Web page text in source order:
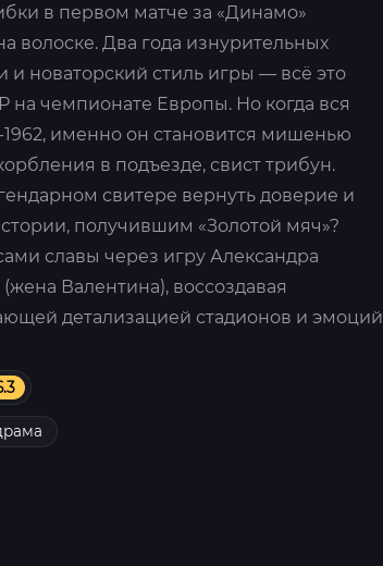
в первом матче за «Динамо»
волоске. Два года изнурительных
новаторский стиль игры — всё это
на чемпионате Европы. Но когда вся
именно он становится мишенью
в подъезде, свист трибун.
свитере вернуть доверие и
получившим «Золотой мяч»?
славы через игру Александра
Валентина), воссоздавая
детализацией стадионов и эмоций